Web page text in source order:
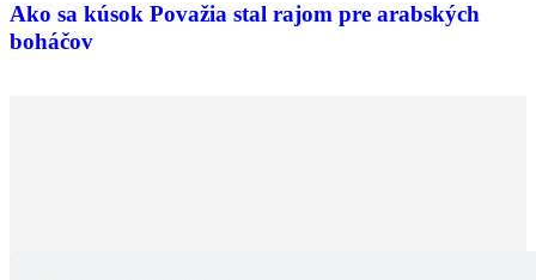
Ako sa kúsok Považia stal rajom pre arabských
boháčov